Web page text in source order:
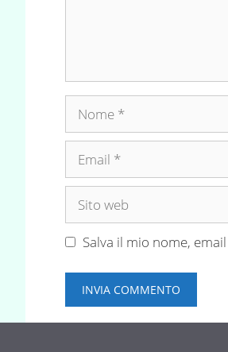
Nome
Email
Sito
Salva il mio nome,